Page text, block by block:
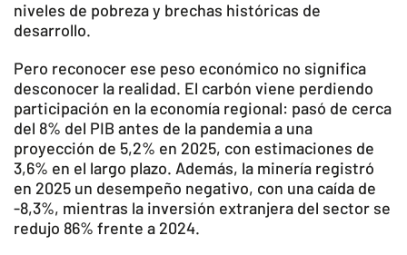
niveles de pobreza y brechas históricas de
desarrollo.
Pero reconocer ese peso económico no significa
desconocer la realidad. El carbón viene perdiendo
participación en la economía regional: pasó de cerca
del 8% del PIB antes de la pandemia a una
proyección de 5,2% en 2025, con estimaciones de
3,6% en el largo plazo. Además, la minería registró
en 2025 un desempeño negativo, con una caída de
-8,3%, mientras la inversión extranjera del sector se
redujo 86% frente a 2024.